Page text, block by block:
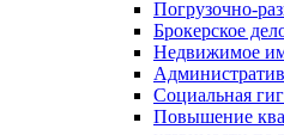
Погрузочно-
Брокерское
Недвижимое
Социальная
Повышение